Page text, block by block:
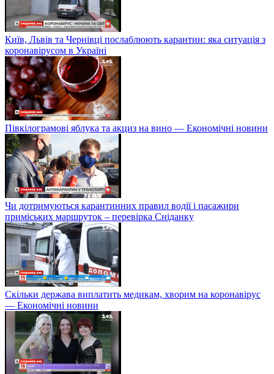
Київ, Львів та Чернівці послаблюють карантин: яка ситуація з
коронавірусом в Україні
Півкілограмові яблука та акциз на вино — Економічні новини
Чи дотримуються карантинних правил водії і пасажири
приміських маршруток – перевірка Сніданку
Скільки держава виплатить медикам, хворим на коронавірус
— Економічні новини